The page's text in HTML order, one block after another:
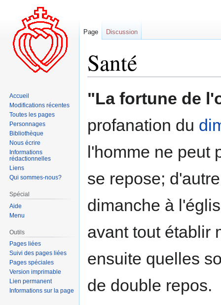
Santé
navigation
recherche
"La fortune de
profanation du
l'homme ne peut
se repose;
dimanche à
avant tout établir
ensuite quelles
de double repos.
Page Discussion
Accueil
Modifications récentes
Toutes les pages
Personnages
Bibliothèque
Nous écrire
Informations
rédactionnelles
Liens
Qui sommes-nous?
Spécial
Aide
Menu
Outils
Pages liées
Suivi des pages liées
Pages spéciales
Version imprimable
Lien permanent
Informations sur la page